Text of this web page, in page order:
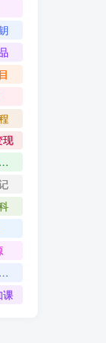
现
知识付费项目
数字预测大师
课